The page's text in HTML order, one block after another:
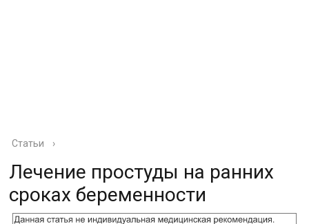
Статьи ›
Лечение простуды на ранних
сроках беременности